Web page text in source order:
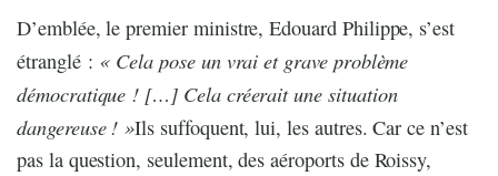
D’emblée, le premier ministre, Edouard Philippe, s’est
étranglé : « Cela pose un vrai et grave problème
démocratique ! […] Cela créerait une situation
dangereuse ! »Ils suffoquent, lui, les autres. Car ce n’est
pas la question, seulement, des aéroports de Roissy,